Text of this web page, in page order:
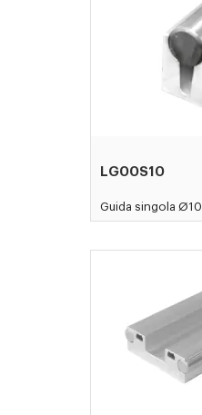
LG00S10
Guida singola Ø10